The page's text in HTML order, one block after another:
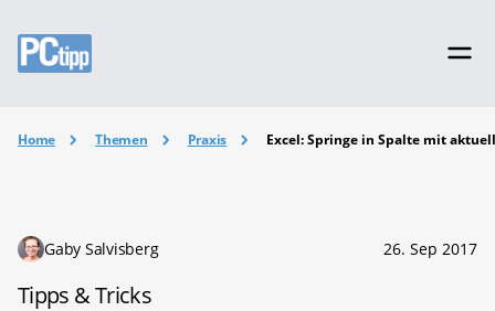
Home Themen Praxis Excel: Springe in Spalte mit
Gaby Salvisberg 26. Sep 2017
Tipps & Tricks